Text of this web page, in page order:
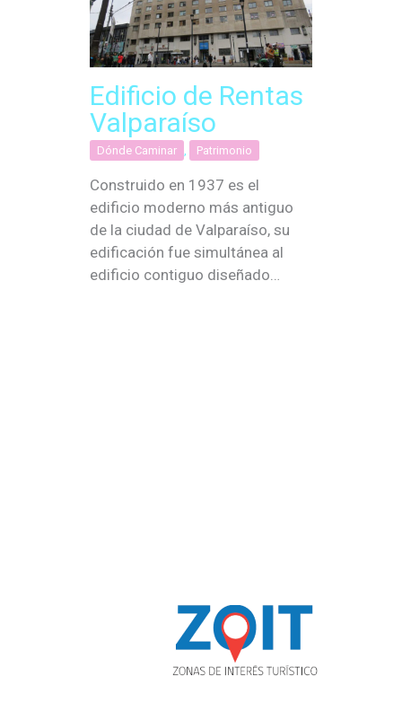
Edificio de Rentas
Valparaíso
Dónde Caminar Patrimonio
Construido en 1937 es el
edificio moderno más antiguo
de la ciudad de Valparaíso, su
edificación fue simultánea al
edificio contiguo diseñado…